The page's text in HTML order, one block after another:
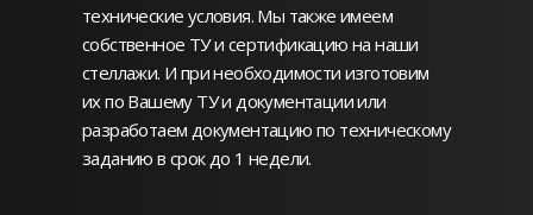
технические условия. Мы также имеем
собственное ТУ и сертификацию на наши
стеллажи. И при необходимости изготовим
их по Вашему ТУ и документации или
разработаем документацию по техническому
заданию в срок до 1 недели.